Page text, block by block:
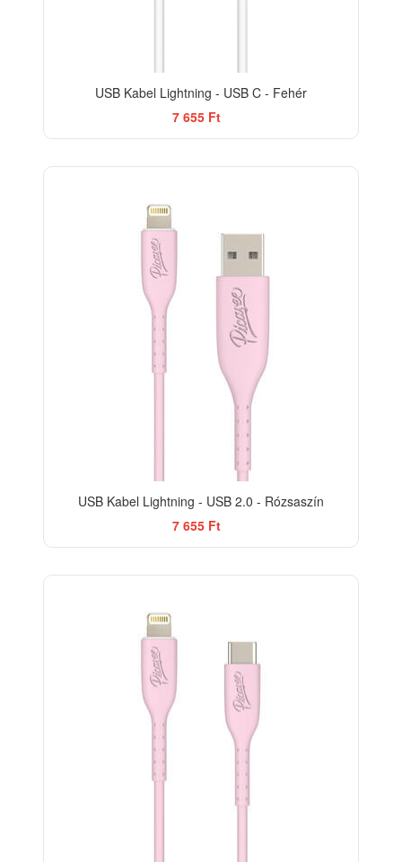
USB Kabel Lightning - USB C - Fehér
7 655 Ft
USB Kabel Lightning - USB 2.0 - Rózsaszín
7 655 Ft